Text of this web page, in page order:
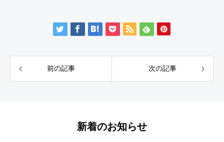
前の記事 次の記事
新着のお知らせ